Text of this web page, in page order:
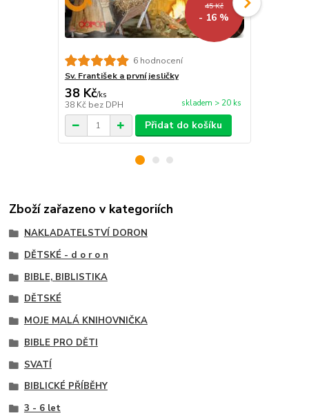
45 Kč
- 16 %
6 hodnocení
Sv. František a první jesličky
38 Kč/ks
38 Kč bez DPH skladem > 20 ks
Přidat do košíku
Zboží zařazeno v kategoriích
NAKLADATELSTVÍ DORON
DĚTSKÉ - d o r o n
BIBLE, BIBLISTIKA
DĚTSKÉ
MOJE MALÁ KNIHOVNIČKA
BIBLE PRO DĚTI
SVATÍ
BIBLICKÉ PŘÍBĚHY
3 - 6 let